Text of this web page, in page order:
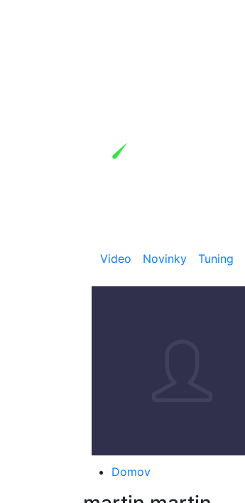
Video
Novinky Tuning
Domov